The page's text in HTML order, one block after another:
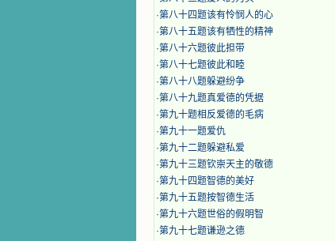
·第八十四题该有怜悯人的心
·第八十五题该有牺性的精神
·第八十六题彼此担带
·第八十七题彼此和睦
·第八十八题躲避纷争
·第八十九题真爱德的凭据
·第九十题相反爱德的毛病
·第九十一题爱仇
·第九十二题躲避私爱
·第九十三题钦崇天主的敬德
·第九十四题智德的美好
·第九十五题按智德生活
·第九十六题世俗的假明智
·第九十七题谦逊之德